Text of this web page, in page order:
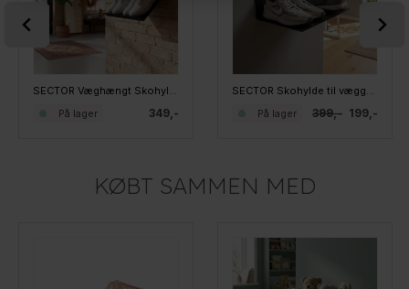
SECTOR Væghængt Skohylde - Ota, Sort
349,-
På lager
SECTOR Skohylde til væggen - XL - Sort
399,- 199,-
På lager
KØBT SAMMEN MED